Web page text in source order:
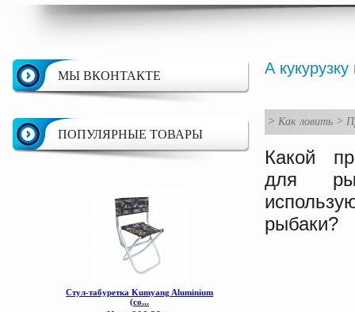
МЫ ВКОНТАКТЕ
ПОПУЛЯРНЫЕ ТОВАРЫ
А
> Как ловить >
Какой
для
рыбаки?